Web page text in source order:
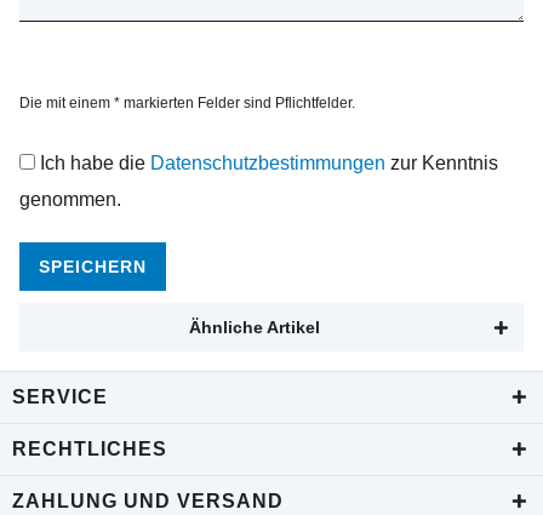
Die mit einem * markierten Felder sind Pflichtfelder.
Ich habe die Datenschutzbestimmungen zur Kenntnis
genommen.
SPEICHERN
Ähnliche Artikel
SERVICE
RECHTLICHES
ZAHLUNG UND VERSAND